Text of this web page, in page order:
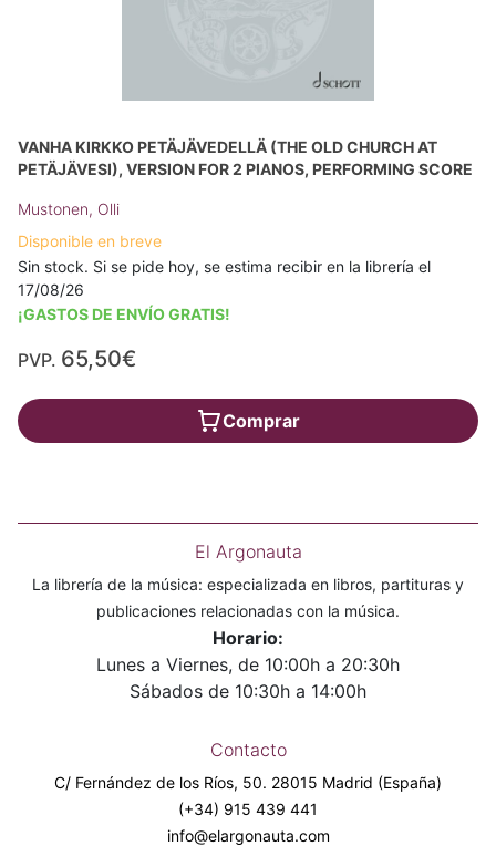
VANHA KIRKKO PETÄJÄVEDELLÄ (THE OLD CHURCH AT
PETÄJÄVESI), VERSION FOR 2 PIANOS, PERFORMING SCORE
Mustonen, Olli
Disponible en breve
Sin stock. Si se pide hoy, se estima recibir en la librería el
17/08/26
¡GASTOS DE ENVÍO GRATIS!
PVP. 65,50€
Comprar
El Argonauta
La librería de la música: especializada en libros, partituras y
publicaciones relacionadas con la música.
Horario:
Lunes a Viernes, de 10:00h a 20:30h
Sábados de 10:30h a 14:00h
Contacto
C/ Fernández de los Ríos, 50. 28015 Madrid (España)
(+34) 915 439 441
info@elargonauta.com